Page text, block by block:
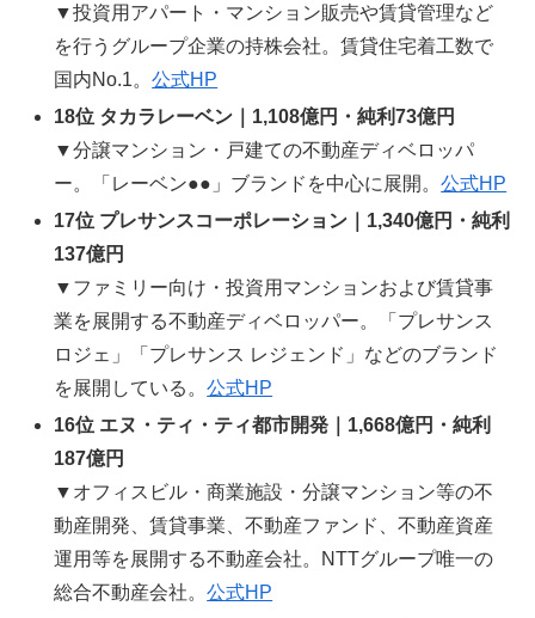
▼投資用アパート・マンション販売や賃貸管理など
を行うグループ企業の持株会社。賃貸住宅着工数で
国内No.1。公式HP
18位 タカラレーベン｜1,108億円・純利73億円
▼分譲マンション・戸建ての不動産ディベロッパ
ー。「レーベン●●」ブランドを中心に展開。公式HP
17位 プレサンスコーポレーション｜1,340億円・純利
137億円
▼ファミリー向け・投資用マンションおよび賃貸事
業を展開する不動産ディベロッパー。「プレサンス
ロジェ」「プレサンス レジェンド」などのブランド
を展開している。公式HP
16位 エヌ・ティ・ティ都市開発｜1,668億円・純利
187億円
▼オフィスビル・商業施設・分譲マンション等の不
動産開発、賃貸事業、不動産ファンド、不動産資産
運用等を展開する不動産会社。NTTグループ唯一の
総合不動産会社。公式HP